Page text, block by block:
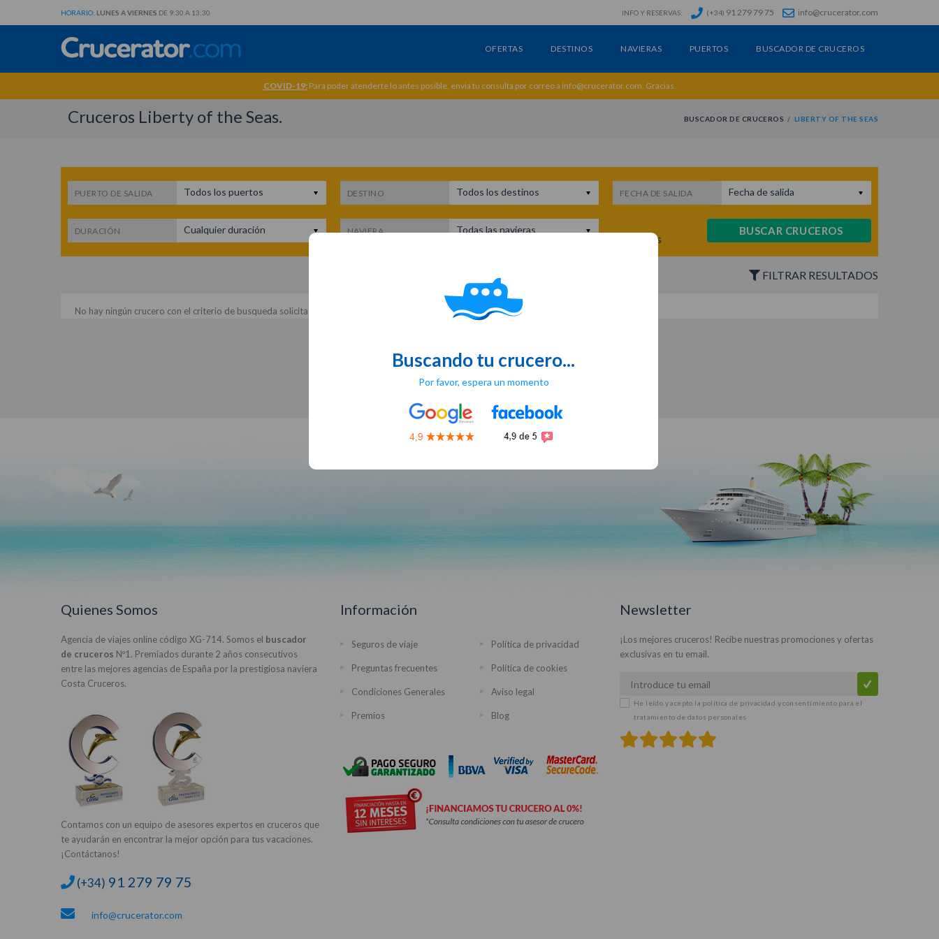
Buscando tu crucero...
Por favor, espera un momento
HORARIO: LUNES A VIERNES DE 9:30 A 13:30 INFO Y RESERVAS: (+34) 91 279 79 75 info@crucerator.com
OFERTAS DESTINOS NAVIERAS PUERTOS BUSCADOR DE CRUCEROS
COVID-19:Para poder atenderte lo antes posible, envia tu consulta por correo a info@crucerator.com. Gracias.
Cruceros Liberty of the Seas. BUSCADOR DE CRUCEROS LIBERTY OF THE SEAS
PUERTO DE SALIDA Todos los puertos DESTINO Todos los destinos FECHA DE SALIDA Fecha de salida
DURACIÓN Cualquier duración NAVIERA Todas las navieras
cruceros
BUSCAR CRUCEROS
FILTRAR RESULTADOS
No hay ningún crucero con el criterio de busqueda solicitado.
Quienes Somos
Agencia de viajes online código XG-714. Somos el buscador
de cruceros Nº1. Premiados durante 2 años consecutivos
entre las mejores agencias de España por la prestigiosa naviera
Costa Cruceros.
Contamos con un equipo de asesores expertos en cruceros que
te ayudarán en encontrar la mejor opción para tus vacaciones.
¡Contáctanos!
(+34) 91 279 79 75
info@crucerator.com
Información
Seguros de viaje Política de privacidad
Preguntas frecuentes Política de cookies
Condiciones Generales Aviso legal
Premios Blog
Newsletter
¡Los mejores cruceros! Recibe nuestras promociones y ofertas
exclusivas en tu email.
He leído y acepto la política de privacidad y consentimiento para el
tratamiento de datos personales